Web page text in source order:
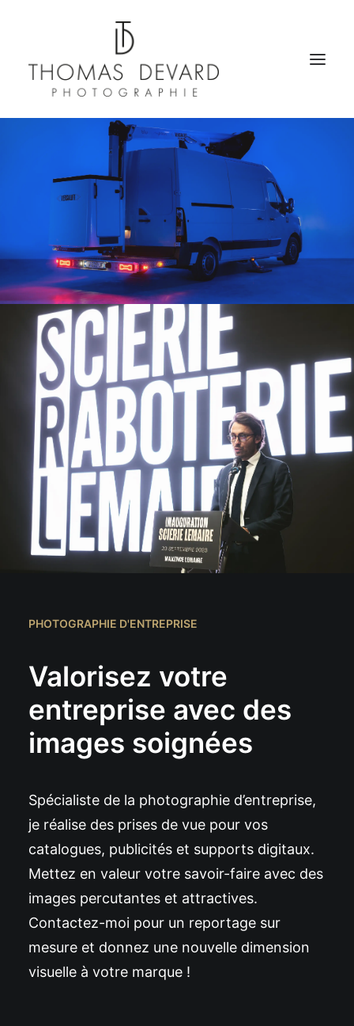
PORTFOLIO
PACKSHOT E-COMMERCE
CHALETS
HÔTELLERIE
ARCHITECTURE
IMMOBILIER
COMMERCIAL
PHOTOGRAPHIE OUTDOOR
AUTRES SERVICES
BLOG
RÉFÉRENCES
QUI SUIS-JE
CONTACT
PHOTOGRAPHIE D'ENTREPRISE
Valorisez votre
entreprise avec des
images soignées
Spécialiste de la photographie d’entreprise,
je réalise des prises de vue pour vos
catalogues, publicités et supports digitaux.
Mettez en valeur votre savoir-faire avec des
images percutantes et attractives.
Contactez-moi pour un reportage sur
mesure et donnez une nouvelle dimension
visuelle à votre marque !